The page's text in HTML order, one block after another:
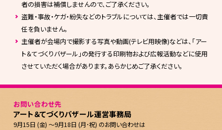
者の損害は補償しませんので、ご了承ください。
盗難・事故・ケガ・紛失などのトラブルについては、主催者では一切責
任を負いません。
主催者が会場内で撮影する写真や動画(テレビ用映像)などは、「アー
ト＆てづくりバザール」の発行する印刷物および広報活動などに使用
させていただく場合があります。あらかじめご了承ください。
お問い合わせ先
アート＆てづくりバザール運営事務局
9月15日 (金) ～9月18日 (月･祝) のお問い合わせは